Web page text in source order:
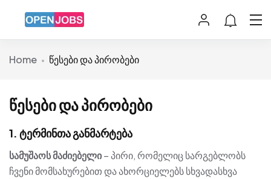
Home წესები და პირობები
წესები და პირობები
1. ტერმინთა განმარტება
სამუშაოს მაძიებელი– პირი, რომელიც სარგებლობს
ჩვენი მომსახურებით და ახორციელებს სხვადასხვა